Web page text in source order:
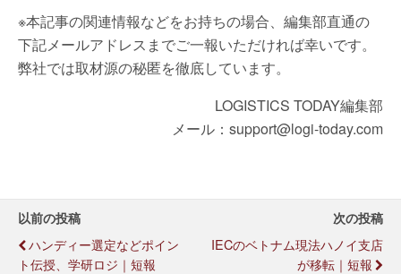
※本記事の関連情報などをお持ちの場合、編集部直通の
下記メールアドレスまでご一報いただければ幸いです。
弊社では取材源の秘匿を徹底しています。
LOGISTICS TODAY編集部
メール：support@logi-today.com
以前の投稿
ハンディー選定などポイン
ト伝授、学研ロジ｜短報
次の投稿
IECのベトナム現法ハノイ支店
が移転｜短報